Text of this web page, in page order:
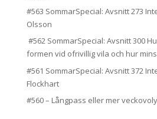
#563 SommarSpecial: Avsnitt 273
Olsson
#562 SommarSpecial: Avsnitt 300
formen vid ofrivillig vila och hur
#561 SommarSpecial: Avsnitt 372
Flockhart
#560 – Långpass eller mer